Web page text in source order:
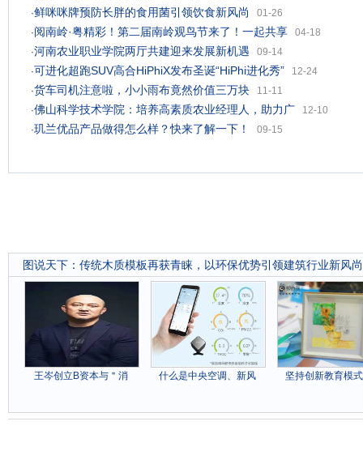
·鲜咪咪牌预防长胖的食用菌引领饮食新风尚
01-26
·阅南岭·粤精彩！第二届南岭观鸟节来了！一起共享
04-18
·河南农业职业学院两厅共建迎来发展新机遇
09-14
·可进化超跑SUV高合HiPhiX发布圣诞“HiPhi进化秀”
12-24
·货车司机注意啦，小小雨布竟然价值三万块
11-11
·佛山科学技术学院：培养高素质农业经理人，助力广
12-10
·玑兰优品产品做得怎么样？快来了解一下！ 09-15
图说天下 ： 传统木质模板再获青睐，以环保优势引领建筑行业新风尚
王岑创立B资本与＂消 什么是中央空调、新风 坚持创新教育模